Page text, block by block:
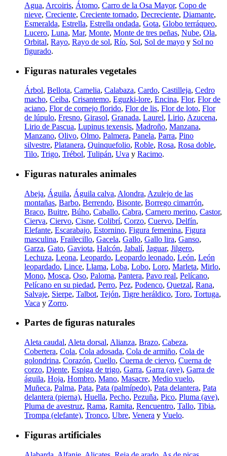
Agua, Arcoiris, Átomo, Carro de la Osa Mayor, Copo de
nieve, Creciente, Creciente tornado, Decreciente, Diamante,
Esmeralda, Estrella, Estrella ondada, Gota, Globo terráqueo,
Lucero, Luna, Mar, Monte, Monte de tres peñas, Nube, Ola,
Orbital, Rayo, Rayo de sol, Río, Sol, Sol de mayo y Sol no
figurado.
Figuras naturales vegetales
Árbol, Bellota, Camelia, Calabaza, Cardo, Castilleja, Cedro
macho, Ceiba, Crisantemo, Eguzki-lore, Encina, Flor, Flor de
aciano, Flor de cornejo florido, Flor de lis, Flor de loto, Flor
de lúpulo, Fresno, Girasol, Granada, Laurel, Lirio, Azucena,
Lirio de Pascua, Lupinus texensis, Madroño, Manzana,
Manzano, Olivo, Olmo, Palmera, Panela, Parra, Pino
silvestre, Platanera, Quinquefolio, Roble, Rosa, Rosa doble,
Tilo, Trigo, Trébol, Tulipán, Uva y Racimo.
Figuras naturales animales
Abeja, Águila, Águila calva, Alondra, Azulejo de las
montañas, Barbo, Berrendo, Bisonte, Borrego cimarrón,
Braco, Buitre, Búho, Caballo, Cabra, Carnero merino, Castor,
Cierva, Ciervo, Cisne, Colibrí, Corzo, Cuervo, Delfín,
Elefante, Escarabajo, Estornino, Figura femenina, Figura
masculina, Frailecillo, Gacela, Gallo, Gallo lira, Ganso,
Garza, Gato, Gaviota, Halcón, Jabalí, Jaguar, Jilgero,
Lechuza, Leona, Leopardo, Leopardo leonado, León, León
leopardado, Lince, Llama, Loba, Lobo, Loro, Marleta, Mirlo,
Mono, Mosca, Oso, Paloma, Pantera, Pavo real, Pelícano,
Pelícano en su piedad, Perro, Pez, Podenco, Quetzal, Rana,
Salvaje, Sierpe, Talbot, Tejón, Tigre heráldico, Toro, Tortuga,
Vaca y Zorro.
Partes de figuras naturales
Aleta caudal, Aleta dorsal, Alianza, Brazo, Cabeza,
Cobertera, Cola, Cola adosada, Cola de armiño, Cola de
golondrina, Corazón, Cuello, Cuerna de ciervo, Cuerna de
corzo, Diente, Espiga de trigo, Garra, Garra (ave), Garra de
águila, Hoja, Hombro, Mano, Masacre, Medio vuelo,
Muñeca, Palma, Pata, Pata (palmípedo), Pata delantera, Pata
delantera (pierna), Huella, Pecho, Pezuña, Pico, Pluma (ave),
Pluma de avestruz, Rama, Ramita, Rencuentro, Tallo, Tibia,
Trompa (elefante), Tronco, Ubre, Venera y Vuelo.
Figuras artificiales